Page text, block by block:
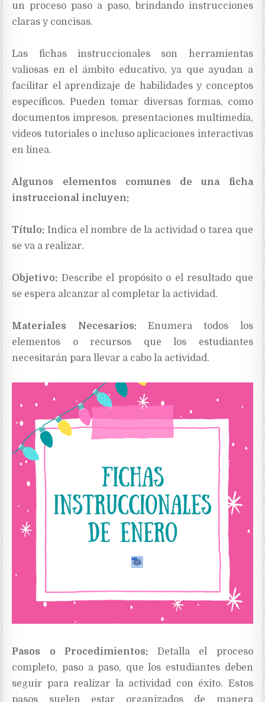
un proceso paso a paso, brindando instrucciones
claras y concisas.
Las fichas instruccionales son herramientas
valiosas en el ámbito educativo, ya que ayudan a
facilitar el aprendizaje de habilidades y conceptos
específicos. Pueden tomar diversas formas, como
documentos impresos, presentaciones multimedia,
videos tutoriales o incluso aplicaciones interactivas
en línea.
Algunos elementos comunes de una ficha
instruccional incluyen:
Título:Indica el nombre de la actividad o tarea que
se va a realizar.
Objetivo: Describe el propósito o el resultado que
se espera alcanzar al completar la actividad.
Materiales Necesarios: Enumera todos los
elementos o recursos que los estudiantes
necesitarán para llevar a cabo la actividad.
Pasos o Procedimientos: Detalla el proceso
completo, paso a paso, que los estudiantes deben
seguir para realizar la actividad con éxito. Estos